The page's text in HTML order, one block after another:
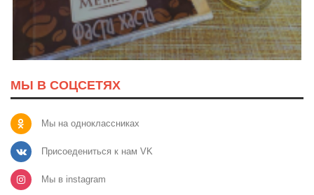
МЫ В СОЦСЕТЯХ
Мы на одноклассниках
Присоедениться к нам VK
Мы в instagram